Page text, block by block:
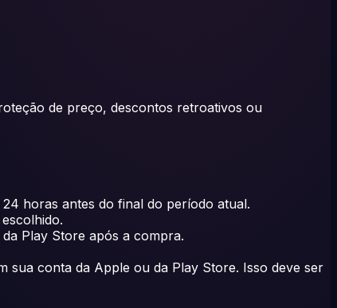
de preço, descontos retroativos ou
horas antes do final do período atual.
Play Store após a compra.
sua conta da Apple ou da Play Store. Isso deve ser